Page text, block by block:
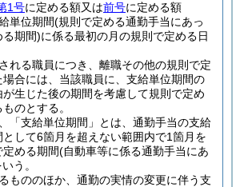
1号に定める額又は前号に定める額
単位期間(規則で定める通勤手当にあっ
る期間)に係る最初の月の規則で定める日
れる職員につき、離職その他の規則で定
合には、当該職員に、支給単位期間の
が生じた後の期間を考慮して規則で定め
のとする。
「支給単位期間」とは、通勤手当の支給
して6箇月を超えない範囲内で1箇月を
める期間(自動車等に係る通勤手当にあ
う。
もののほか、通勤の実情の変更に伴う支